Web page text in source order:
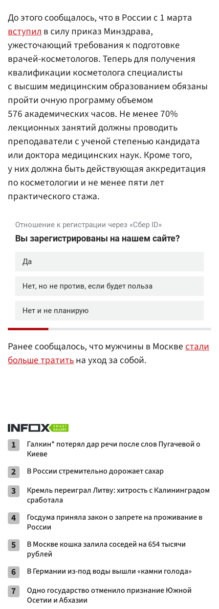
До этого сообщалось, что в России с 1 марта
вступилв силу приказ Минздрава,
ужесточающий требования к подготовке
врачей-косметологов. Теперь для получения
квалификации косметолога специалисты
с высшим медицинским образованием обязаны
пройти очную программу объемом
576 академических часов. Не менее 70%
лекционных занятий должны проводить
преподаватели с ученой степенью кандидата
или доктора медицинских наук. Кроме того,
у них должна быть действующая аккредитация
по косметологии и не менее пяти лет
практического стажа.
Ранее сообщалось, что мужчины в Москвестали
больше тратитьна уход за собой.
1
Галкин* потерял дар речи после слов Пугачевой о
Киеве
2 В России стремительно дорожает сахар
3
Кремль переиграл Литву: хитрость с Калининградом
сработала
4
Госдума приняла закон о запрете на проживание в
России
5
В Москве кошка залила соседей на 654 тысячи
рублей
6 В Германии из-под воды вышли «камни голода»
7
Одно государство отменило признание Южной
Осетии и Абхазии